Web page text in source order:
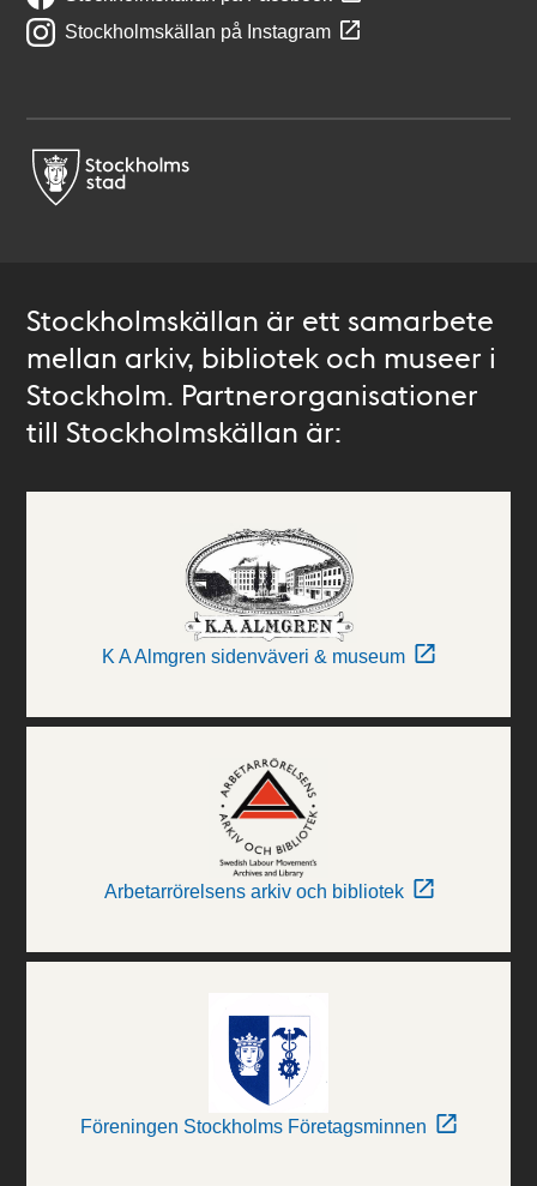
Stockholmskällan på Instagram
Stockholmskällan är ett samarbete
mellan arkiv, bibliotek och museer i
Stockholm. Partnerorganisationer
till Stockholmskällan är:
K A Almgren sidenväveri & museum
Arbetarrörelsens arkiv och bibliotek
Föreningen Stockholms Företagsminnen